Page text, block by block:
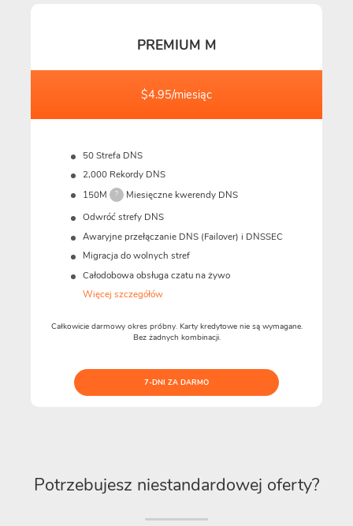
PREMIUM M
$4.95/miesiąc
50 Strefa DNS
2,000 Rekordy DNS
150M
?
Miesięczne kwerendy DNS
Odwróć strefy DNS
Awaryjne przełączanie DNS (Failover) i DNSSEC
Migracja do wolnych stref
Całodobowa obsługa czatu na żywo
Więcej szczegółów
Całkowicie darmowy okres próbny. Karty kredytowe nie są wymagane.
Bez żadnych kombinacji.
7-DNI ZA DARMO
Potrzebujesz niestandardowej oferty?